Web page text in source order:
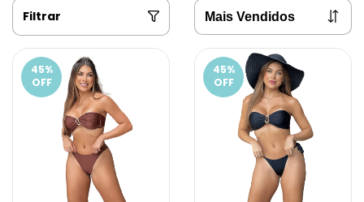
Filtrar
45%
OFF
45%
OFF